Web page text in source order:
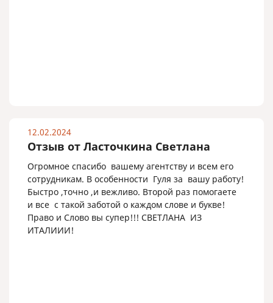
12.02.2024
Отзыв от Ласточкина Светлана
Огромное спасибо вашему агентству и всем его
сотрудникам. В особенности Гуля за вашу работу!
Быстро ,точно ,и вежливо. Второй раз помогаете
и все с такой заботой о каждом слове и букве!
Право и Слово вы супер!!! СВЕТЛАНА ИЗ
ИТАЛИИИ!